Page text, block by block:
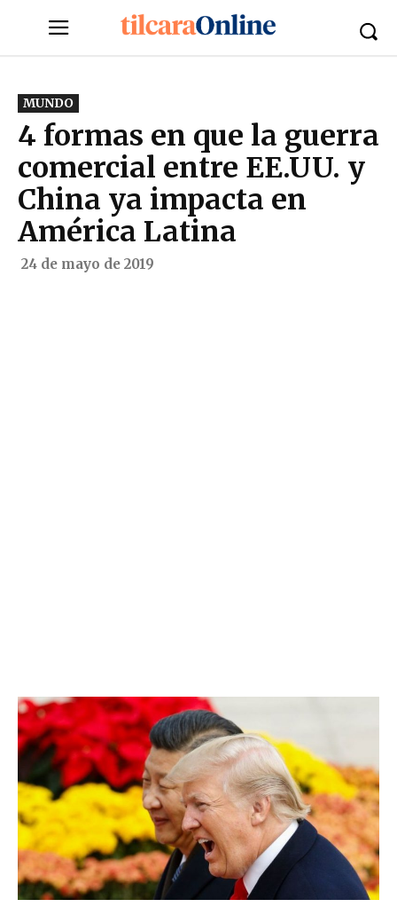
MUNDO
4 formas en que la guerra
comercial entre EE.UU. y
China ya impacta en
América Latina
24 de mayo de 2019